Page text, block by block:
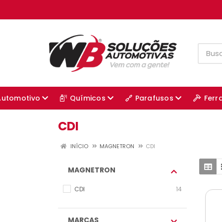
Químicos Parafusos
CDI
INÍCIO MAGNETRON CDI
MAGNETRON
CDI 14
MARCAS